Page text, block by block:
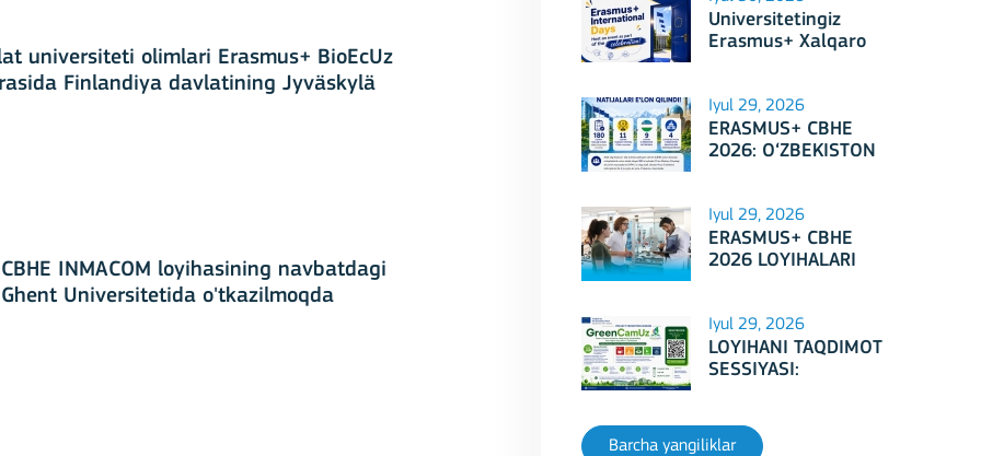
universiteti olimlari Erasmus+ BioEcUz
Finlandiya davlatining Jyväskylä
CBHE INMACOM loyihasining navbatdagi
Universitetida o'tkazilmoqda
Universitetingiz
Erasmus+ Xalqaro
mezbonlik qilishga
tayyormi?
Iyul 29, 2026
ERASMUS+ CBHE
2026: O‘ZBEKISTON
Iyul 29, 2026
ERASMUS+ CBHE
2026 LOYIHALARI
Iyul 29, 2026
LOYIHANI TAQDIMOT
SESSIYASI:
Barcha yangiliklar